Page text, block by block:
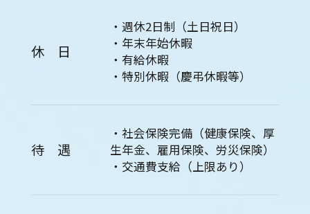
休 日
・週休2日制（土日祝日）
・年末年始休暇
・有給休暇
・特別休暇（慶弔休暇等）
待 遇
・社会保険完備（健康保険、厚
生年金、雇用保険、労災保険）
・交通費支給（上限あり）